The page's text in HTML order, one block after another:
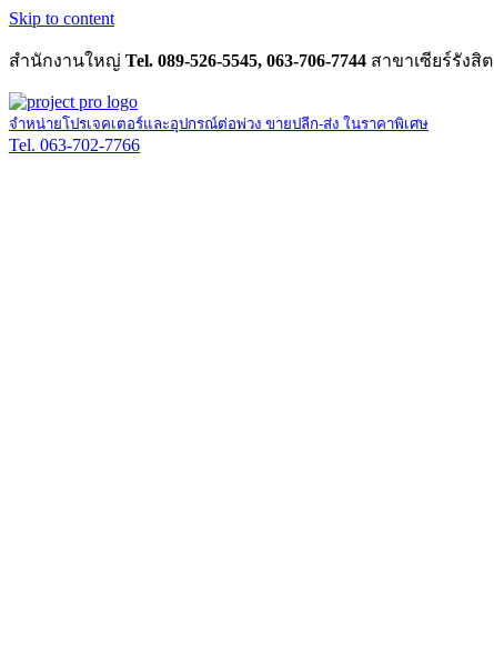
Skip to content
สำนักงานใหญ่ Tel. 089-526-5545, 063-706-7744 สาขาเซียร์รังสิต
จำหน่ายโปรเจคเตอร์และอุปกรณ์ต่อพ่วง ขายปลีก-ส่ง ในราคาพิเศษ
Tel. 063-702-7766